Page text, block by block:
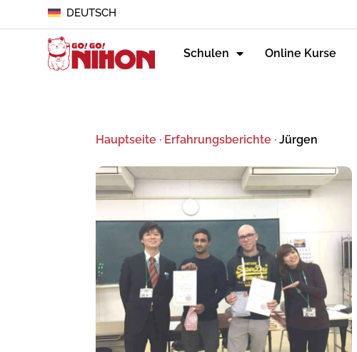
DEUTSCH
Schulen Online Kurse
Hauptseite · Erfahrungsberichte ·Jürgen